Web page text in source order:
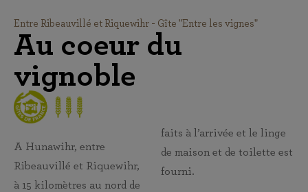
Entre Ribeauvillé et Riquewihr - Gîte "Entre les vignes"
Au coeur du
vignoble
A Hunawihr, entre
Ribeauvillé et Riquewihr,
à 15 kilomètres au nord de
faits à l’arrivée et le linge
de maison et de toilette est
fourni.